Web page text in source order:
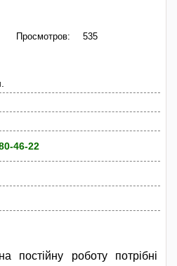
Просмотров: 535
46-22
постійну роботу потрібні